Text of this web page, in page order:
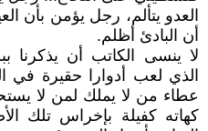
العدو يتألم، رجل يؤمن بأن
أن البادئ أظلم.
لا ينسى الكاتب أن يذكرنا
الذي لعب أدوارا حقيرة في
عطاء من لا يملك لمن لا
كهاته كفيلة بإخراس تلك